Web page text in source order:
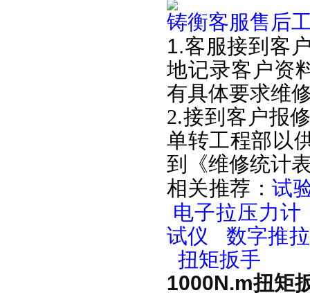
铸衡客服售后
1.客服接到客
地记录客户资
有具体要求维
2.接到客户报
单转工程部以
到《维修统计
相关推荐：试
电子拉压力计
试仪
数字推
扭矩扳手
1000N.m扭矩